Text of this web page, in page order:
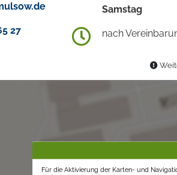
27
Samstag
nach
Für die Aktivierung der Karten- und